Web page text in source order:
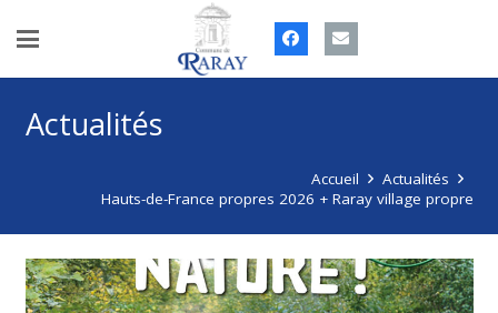
Actualités
Accueil
Actualités
Hauts-de-France propres 2026 + Raray village propre